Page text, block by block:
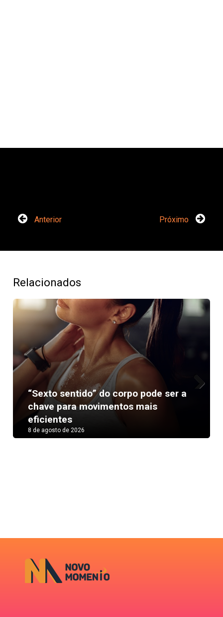
Anterior Próximo
Relacionados
“Sexto sentido” do corpo pode ser a
chave para movimentos mais
eficientes
8 de agosto de 2026